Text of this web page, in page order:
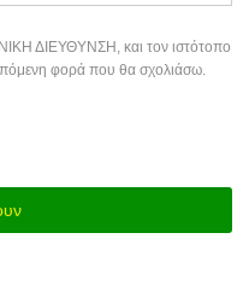
ΔΙΕΥΘΥΝΣΗ, και τον ιστότοπο
φορά που θα σχολιάσω.